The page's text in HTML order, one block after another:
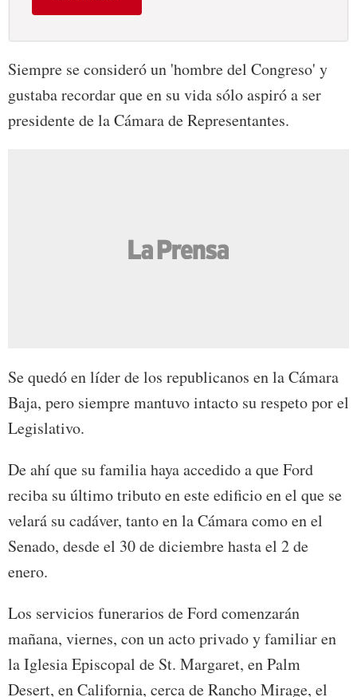
Siempre se consideró un 'hombre del Congreso' y
gustaba recordar que en su vida sólo aspiró a ser
presidente de la Cámara de Representantes.
Se quedó en líder de los republicanos en la Cámara
Baja, pero siempre mantuvo intacto su respeto por el
Legislativo.
De ahí que su familia haya accedido a que Ford
reciba su último tributo en este edificio en el que se
velará su cadáver, tanto en la Cámara como en el
Senado, desde el 30 de diciembre hasta el 2 de
enero.
Los servicios funerarios de Ford comenzarán
mañana, viernes, con un acto privado y familiar en
la Iglesia Episcopal de St. Margaret, en Palm
Desert, en California, cerca de Rancho Mirage, el